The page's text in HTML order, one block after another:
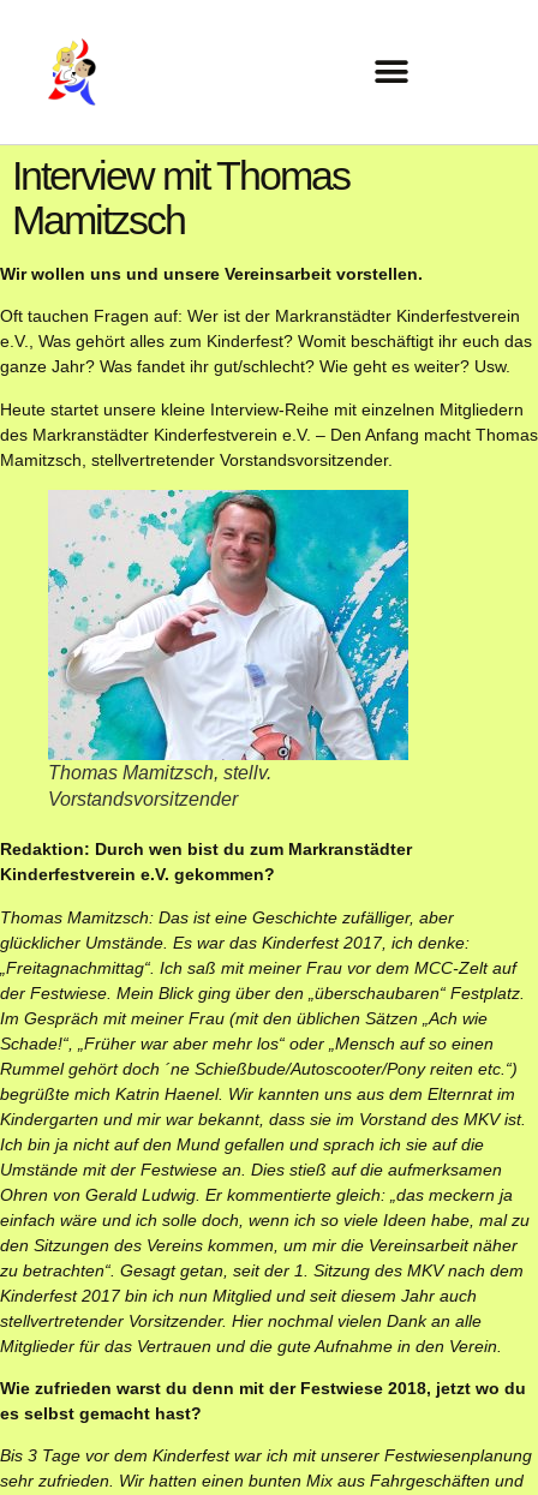
Interview mit Thomas
Mamitzsch
Wir wollen uns und unsere Vereinsarbeit vorstellen.
Oft tauchen Fragen auf: Wer ist der Markranstädter Kinderfestverein
e.V., Was gehört alles zum Kinderfest? Womit beschäftigt ihr euch das
ganze Jahr? Was fandet ihr gut/schlecht? Wie geht es weiter? Usw.
Heute startet unsere kleine Interview-Reihe mit einzelnen Mitgliedern
des Markranstädter Kinderfestverein e.V. – Den Anfang macht Thomas
Mamitzsch, stellvertretender Vorstandsvorsitzender.
Thomas Mamitzsch, stellv.
Vorstandsvorsitzender
Redaktion: Durch wen bist du zum Markranstädter
Kinderfestverein e.V. gekommen?
Thomas Mamitzsch: Das ist eine Geschichte zufälliger, aber
glücklicher Umstände. Es war das Kinderfest 2017, ich denke:
„Freitagnachmittag“. Ich saß mit meiner Frau vor dem MCC-Zelt auf
der Festwiese. Mein Blick ging über den „überschaubaren“ Festplatz.
Im Gespräch mit meiner Frau (mit den üblichen Sätzen „Ach wie
Schade!“, „Früher war aber mehr los“ oder „Mensch auf so einen
Rummel gehört doch ´ne Schießbude/Autoscooter/Pony reiten etc.“)
begrüßte mich Katrin Haenel. Wir kannten uns aus dem Elternrat im
Kindergarten und mir war bekannt, dass sie im Vorstand des MKV ist.
Ich bin ja nicht auf den Mund gefallen und sprach ich sie auf die
Umstände mit der Festwiese an. Dies stieß auf die aufmerksamen
Ohren von Gerald Ludwig. Er kommentierte gleich: „das meckern ja
einfach wäre und ich solle doch, wenn ich so viele Ideen habe, mal zu
den Sitzungen des Vereins kommen, um mir die Vereinsarbeit näher
zu betrachten“. Gesagt getan, seit der 1. Sitzung des MKV nach dem
Kinderfest 2017 bin ich nun Mitglied und seit diesem Jahr auch
stellvertretender Vorsitzender. Hier nochmal vielen Dank an alle
Mitglieder für das Vertrauen und die gute Aufnahme in den Verein.
Wie zufrieden warst du denn mit der Festwiese 2018, jetzt wo du
es selbst gemacht hast?
Bis 3 Tage vor dem Kinderfest war ich mit unserer Festwiesenplanung
sehr zufrieden. Wir hatten einen bunten Mix aus Fahrgeschäften und